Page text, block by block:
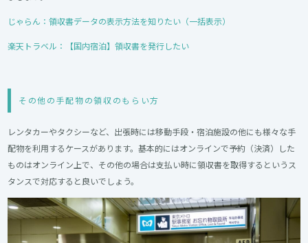
じゃらん：領収書データの表示方法を知りたい（一括表示）
楽天トラベル：【国内宿泊】領収書を発行したい
その他の手配物の領収のもらい方
レンタカーやタクシーなど、出張時には移動手段・宿泊施設の他にも様々な手
配物を利用するケースがあります。基本的にはオンラインで予約（決済）した
ものはオンライン上で、その他の場合は支払い時に領収書を取得するというス
タンスで対応すると良いでしょう。